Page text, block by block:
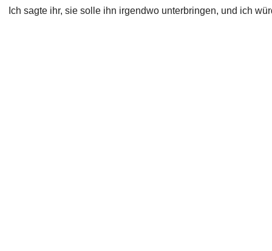
Ich sagte ihr, sie solle ihn irgendwo unterbringen, und ich